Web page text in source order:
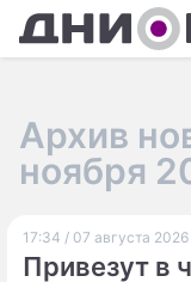
Архив
ноября
17:34 / 07 августа 2026
Привезут в